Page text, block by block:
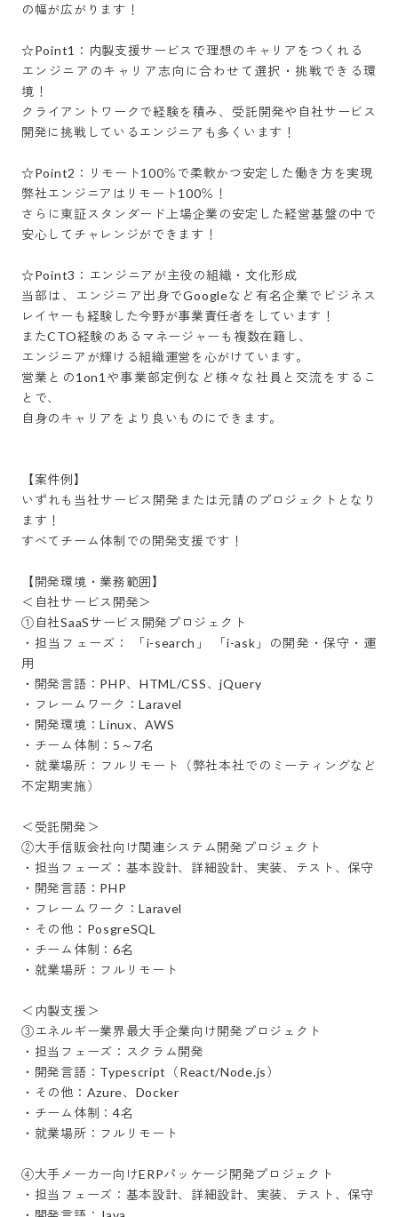
の幅が広がります！
☆Point1：内製支援サービスで理想のキャリアをつくれる
エンジニアのキャリア志向に合わせて選択・挑戦できる環
境！
クライアントワークで経験を積み、受託開発や自社サービス
開発に挑戦しているエンジニアも多くいます！
☆Point2：リモート100％で柔軟かつ安定した働き方を実現
弊社エンジニアはリモート100％！
さらに東証スタンダード上場企業の安定した経営基盤の中で
安心してチャレンジができます！
☆Point3：エンジニアが主役の組織・文化形成
当部は、エンジニア出身でGoogleなど有名企業でビジネス
レイヤーも経験した今野が事業責任者をしています！
またCTO経験のあるマネージャーも複数在籍し、
エンジニアが輝ける組織運営を心がけています。
営業との1on1や事業部定例など様々な社員と交流をするこ
とで、
自身のキャリアをより良いものにできます。
【案件例】
いずれも当社サービス開発または元請のプロジェクトとなり
ます！
すべてチーム体制での開発支援です！
【開発環境・業務範囲】
＜自社サービス開発＞
①自社SaaSサービス開発プロジェクト
・担当フェーズ： 「i-search」 「i-ask」の開発・保守・運
用
・開発言語：PHP、HTML/CSS、jQuery
・フレームワーク：Laravel
・開発環境：Linux、AWS
・チーム体制：5～7名
・就業場所：フルリモート（弊社本社でのミーティングなど
不定期実施）
＜受託開発＞
②大手信販会社向け関連システム開発プロジェクト
・担当フェーズ：基本設計、詳細設計、実装、テスト、保守
・開発言語：PHP
・フレームワーク：Laravel
・その他：PosgreSQL
・チーム体制：6名
・就業場所：フルリモート
＜内製支援＞
③エネルギー業界最大手企業向け開発プロジェクト
・担当フェーズ：スクラム開発
・開発言語：Typescript（React/Node.js）
・その他：Azure、Docker
・チーム体制：4名
・就業場所：フルリモート
④大手メーカー向けERPパッケージ開発プロジェクト
・担当フェーズ：基本設計、詳細設計、実装、テスト、保守